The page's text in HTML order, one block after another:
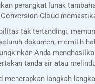
perangkat lunak
Cloud
tak tertandingi,
dokumen, memilih
Anda
tanda air atau
menerapkan langkah-